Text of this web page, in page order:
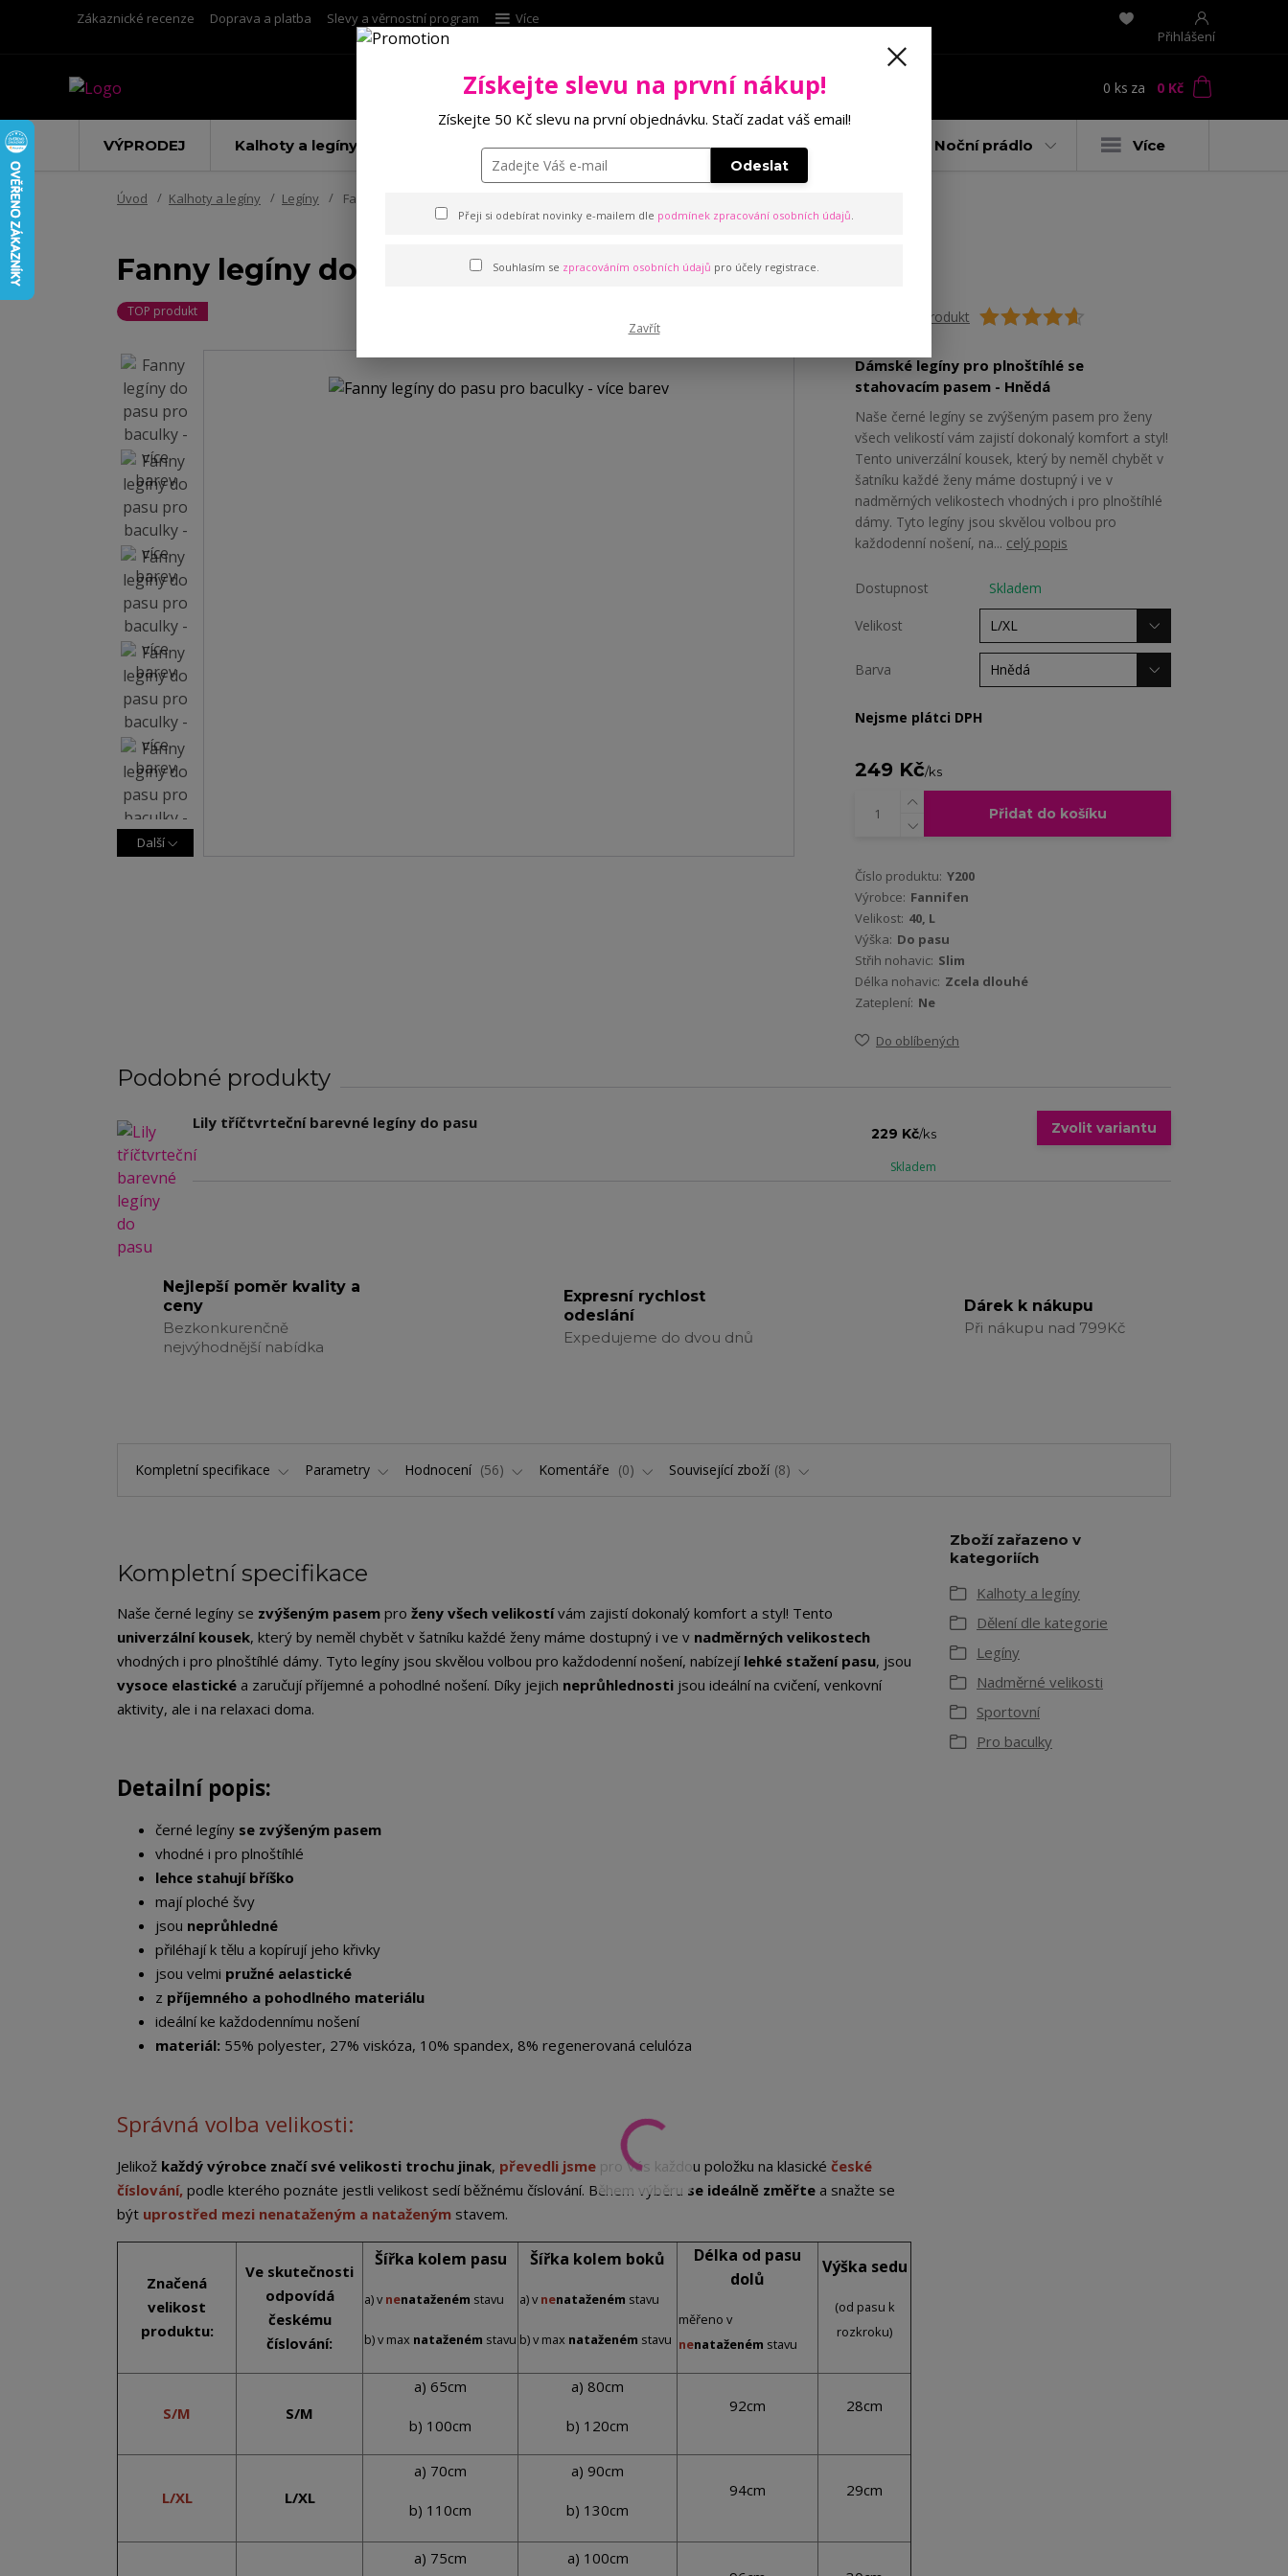
Zákaznické recenze Doprava a platba Slevy a věrnostní program
Více
Přihlášení
Hledat 0 ks za 0 Kč
VÝPRODEJ Kalhoty a legíny Punčochové zboží Kalhotky Podprsenky Noční prádlo Více
Úvod Kalhoty a legíny Legíny Fanny legíny do pasu pro baculky - více barev
Fanny legíny do pasu pro baculky - více barev
TOP produkt
Další
Ohodnotit produkt
Dámské legíny pro plnoštíhlé se
stahovacím pasem - Hnědá
Naše černé legíny se zvýšeným pasem pro ženy
všech velikostí vám zajistí dokonalý komfort a styl!
Tento univerzální kousek, který by neměl chybět v
šatníku každé ženy máme dostupný i ve v
nadměrných velikostech vhodných i pro plnoštíhlé
dámy. Tyto legíny jsou skvělou volbou pro
každodenní nošení, na... celý popis
Dostupnost Skladem
Velikost
Barva
Nejsme plátci DPH
249 Kč/ks
Přidat do košíku
Číslo produktu: Y200
Výrobce: Fannifen
Velikost: 40, L
Výška: Do pasu
Střih nohavic: Slim
Délka nohavic: Zcela dlouhé
Zateplení: Ne
Do oblíbených
Podobné produkty
Lily tříčtvrteční barevné legíny do pasu
229 Kč/ks
Skladem
Zvolit variantu
Nejlepší poměr kvality a
ceny
Bezkonkurenčně
nejvýhodnější nabídka
Expresní rychlost
odeslání
Expedujeme do dvou dnů
Dárek k nákupu
Při nákupu nad 799Kč
Kompletní specifikace Parametry Hodnocení 56 Komentáře 0 Související zboží 8
Kompletní specifikace
Naše černé legíny se zvýšeným pasem pro ženy všech velikostívám zajistí dokonalý komfort a styl! Tento
univerzální kousek, který by neměl chybět v šatníku každé ženy máme dostupný i ve v nadměrných velikostech
vhodných i pro plnoštíhlé dámy. Tyto legíny jsou skvělou volbou pro každodenní nošení, nabízejí lehké stažení pasu, jsou
vysoce elastické a zaručují příjemné a pohodlné nošení. Díky jejich neprůhlednosti jsou ideální na cvičení, venkovní
aktivity, ale i na relaxaci doma.
Detailní popis:
černé legíny se zvýšeným pasem
vhodné i pro plnoštíhlé
lehce stahují bříško
mají ploché švy
jsou neprůhledné
přiléhají k tělu a kopírují jeho křivky
jsou velmi pružné aelastické
z příjemného a pohodlného materiálu
ideální ke každodennímu nošení
materiál: 55% polyester, 27% viskóza, 10% spandex, 8% regenerovaná celulóza
Správná volba velikosti:
Jelikož každý výrobce značí své velikosti trochu jinak, převedli jsme pro Vás každou položku na klasické české
číslování, podle kterého poznáte jestli velikost sedí běžnému číslování. Během výběru se ideálně změřte a snažte se
být uprostřed mezi nenataženým a nataženým stavem.
Značená
velikost
produktu:
Ve skutečnosti
odpovídá
českému
číslování:
Šířka kolem pasu
a) vnenataženém stavu
b) v max nataženém stavu
Šířka kolem boků
a) vnenataženém stavu
b) v max nataženém stavu
Délka od pasu
dolů
měřeno v
nenataženém stavu
Výška sedu
(od pasu k
rozkroku)
S/M S/M
a) 65cm
b) 100cm
a) 80cm
b) 120cm
92cm 28cm
L/XL L/XL
a) 70cm
b) 110cm
a) 90cm
b) 130cm
94cm 29cm
a) 75cm a) 100cm
Zboží zařazeno v
kategoriích
Kalhoty a legíny
Dělení dle kategorie
Legíny
Nadměrné velikosti
Sportovní
Pro baculky
Získejte slevu na první nákup!
Získejte 50 Kč slevu na první objednávku. Stačí zadat váš email!
Odeslat
Přeji si odebírat novinky e-mailem dle podmínek zpracování osobních údajů.
Souhlasím se zpracováním osobních údajů pro účely registrace.
Zavřít